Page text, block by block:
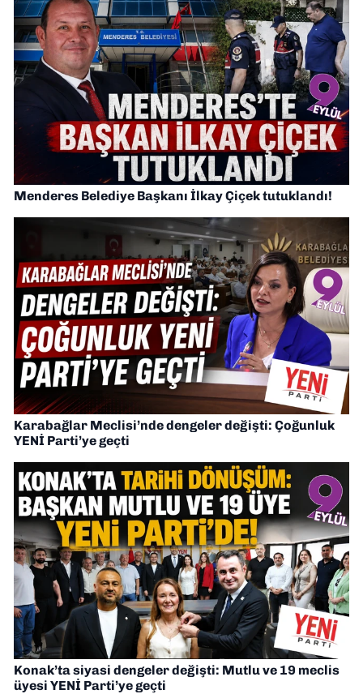
Menderes Belediye Başkanı İlkay Çiçek tutuklandı!
Karabağlar Meclisi’nde dengeler değişti: Çoğunluk
YENİ Parti’ye geçti
Konak’ta siyasi dengeler değişti: Mutlu ve 19 meclis
üyesi YENİ Parti’ye geçti